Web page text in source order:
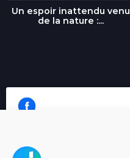
Un espoir inattendu venu
de la nature :...